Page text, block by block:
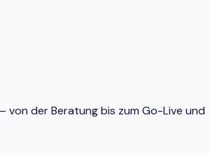
von der Beratung bis zum Go-Live und